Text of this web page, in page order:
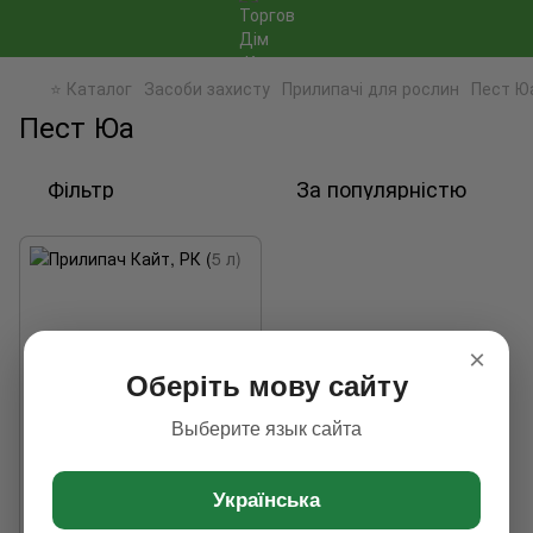
⭐ Каталог Засоби захисту Прилипачі для рослин Пест
Пест Юа
Фільтр За популярністю
Прилипач Кайт, РК (5 л)
×
Оберіть мову сайту
Выберите язык сайта
Українська